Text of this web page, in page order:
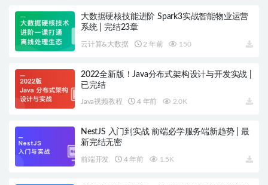
大数据硬核技能进阶 Spark3实战智能物业运营
系统 | 完结23章
云计算&大数据 2 年前 150
2022全新版！Java分布式架构设计与开发实战 |
已完结
Java视频教程 4 年前 2.0K
NestJS 入门到实战 前端必学服务端新趋势 | 最
新完结无密
前端开发 4 年前 1.5K